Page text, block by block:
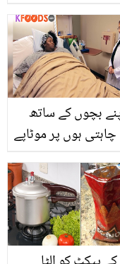
بچوں کے ساتھ
چاہتی ہوں پر موٹاپے
کی یہ 300 کلو وزنی
ہے اور کتنے
سے یہ بیڈ پر ہی